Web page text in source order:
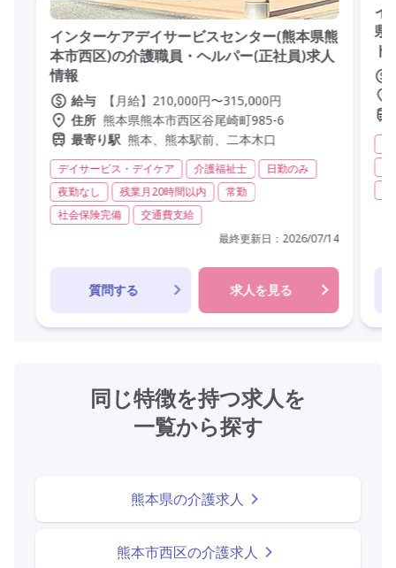
インターケアデイサービスセンター(熊本県熊
本市西区)の介護職員・ヘルパー(正社員)求人
情報
給与
【月給】210,000円〜315,000円
住所 熊本県熊本市西区谷尾崎町985-6
最寄り駅 熊本、熊本駅前、二本木口
デイサービス・デイケア 介護福祉士
日勤のみ
夜勤なし
残業月20時間以内
常勤
社会保険完備
交通費支給
最終更新日： 2026/07/14
質問する 求人を見る
イ
県
同じ特徴を持つ求人を
一覧から探す
熊本県の介護求人
熊本市西区の介護求人